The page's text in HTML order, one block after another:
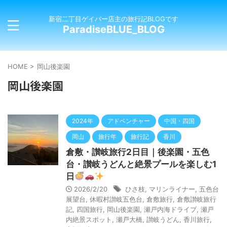
新宿二丁目ゲイバー店主の旅行記BLOGです
ParadiseBLUE_BLOG
HOME > 岡山後楽園
岡山後楽園
2024年 アドベンチャー 中国・四国
岡山 旅行年 旅行記 香川
倉敷・讃岐旅行2日目｜後楽園・五色
台・讃岐うどんと絶景プールを楽しむ1
日
2026/2/20 ひさ枝 マリンライナー 五色台
展望台 休暇村讃岐五色台 倉敷旅行 倉敷讃岐旅行
記 四国旅行 岡山後楽園 瀬戸内海ドライブ 瀬戸
内絶景スポット
瀬戸大橋 讃岐うどん 香川旅行